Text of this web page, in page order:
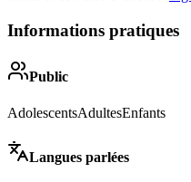
Informations pratiques
Public
AdolescentsAdultesEnfants
Langues parlées